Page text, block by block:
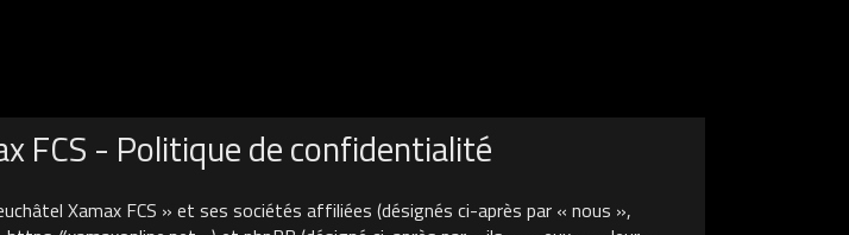
FCS - Politique de confidentialité
Xamax FCS » et ses sociétés affiliées (désignés ci-après par « nous »,